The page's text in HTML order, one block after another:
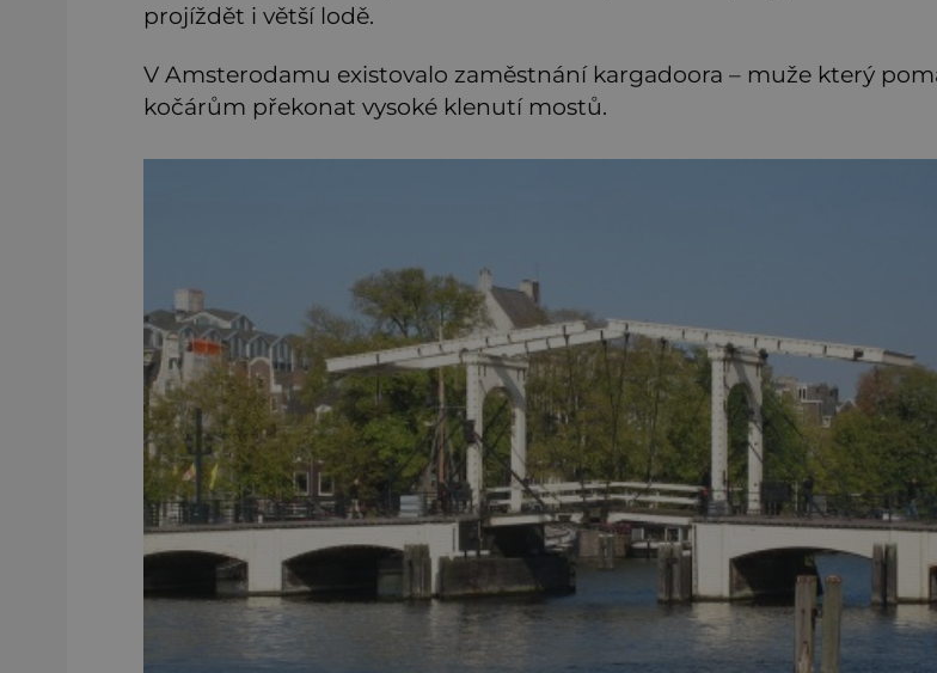
projíždět i větší lodě.
V Amsterodamu existovalo zaměstnání kargadoora – muže který
kočárům překonat vysoké klenutí mostů.